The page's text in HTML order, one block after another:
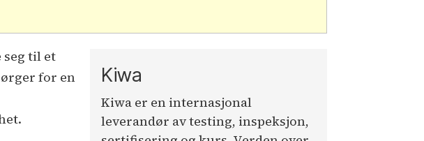
Kiwa
Kiwa er en internasjonal
leverandør av testing, inspeksjon,
til et
for en